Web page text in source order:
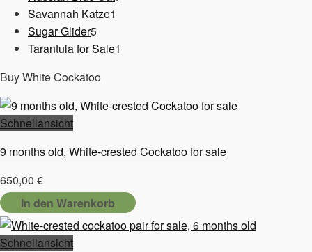
Savannah Katze1
Sugar Glider55
Produkte
Tarantula for Sale1
Buy White Cockatoo
Schnellansicht
9 months old, White-crested Cockatoo for sale
650,00 €
In den Warenkorb
Schnellansicht